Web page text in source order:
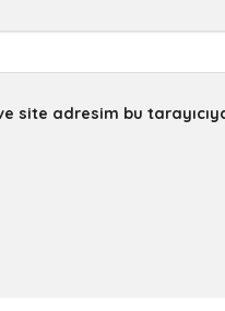
site adresim bu